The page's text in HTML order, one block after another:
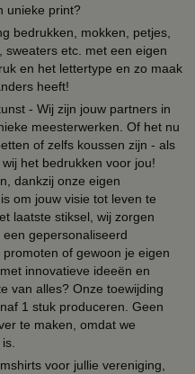
unieke print?
bedrukken, mokken, petjes,
etc. met een eigen
en het lettertype en zo maak
heeft!
- Wij zijn jouw partners in
meesterwerken. Of het nu
of zelfs koussen zijn - als
het bedrukken voor jou!
dankzij onze eigen
om jouw visie tot leven te
laatste stiksel, wij zorgen
gepersonaliseerd
of gewoon je eigen
innovatieve ideeën en
van alles? Onze toewijding
1 stuk produceren. Geen
te maken, omdat we
voor jullie vereniging,